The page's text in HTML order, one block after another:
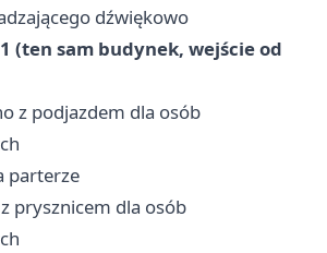
dźwiękowo
(ten sam budynek, wejście od
z podjazdem dla osób
parterze
z prysznicem dla osób